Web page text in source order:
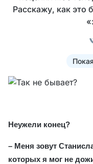
Расскажу, как это
Неужели конец?
– Меня зовут
которых я мог не